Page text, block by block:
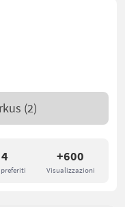
4 +600
Visualizzazioni
(2)